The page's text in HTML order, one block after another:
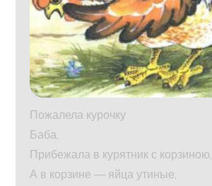
Пожалела курочку
Баба,
Прибежала в курятник с корзиною,
А в корзине — яйца утиные,